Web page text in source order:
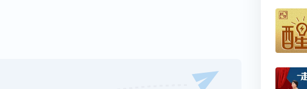
对你的供应、看顾与保守，不再抗拒他对你